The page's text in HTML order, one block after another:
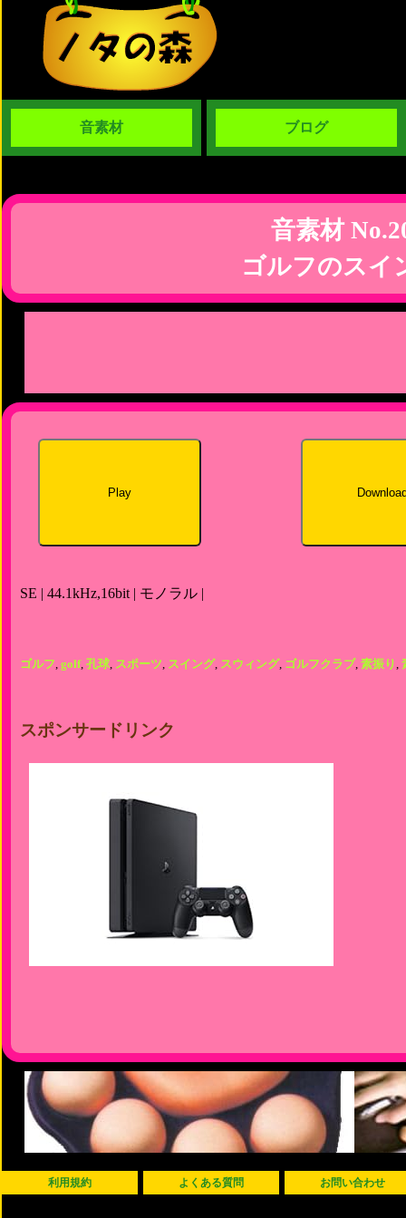
音素材 ブログ
音素材
ゴルフのスイ
Play
SE | 44.1kHz,16bit | モノラル |
ゴルフ, golf, 孔球, スポーツ, スイング, スウィング, ゴルフクラブ, 素振り,
スポンサードリンク
利用規約 よくある質問 お問い合わせ